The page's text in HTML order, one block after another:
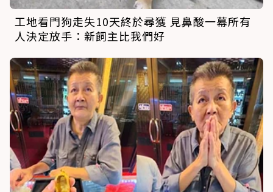
工地看門狗走失10天終於尋獲 見鼻酸一幕所有
人決定放手：新飼主比我們好